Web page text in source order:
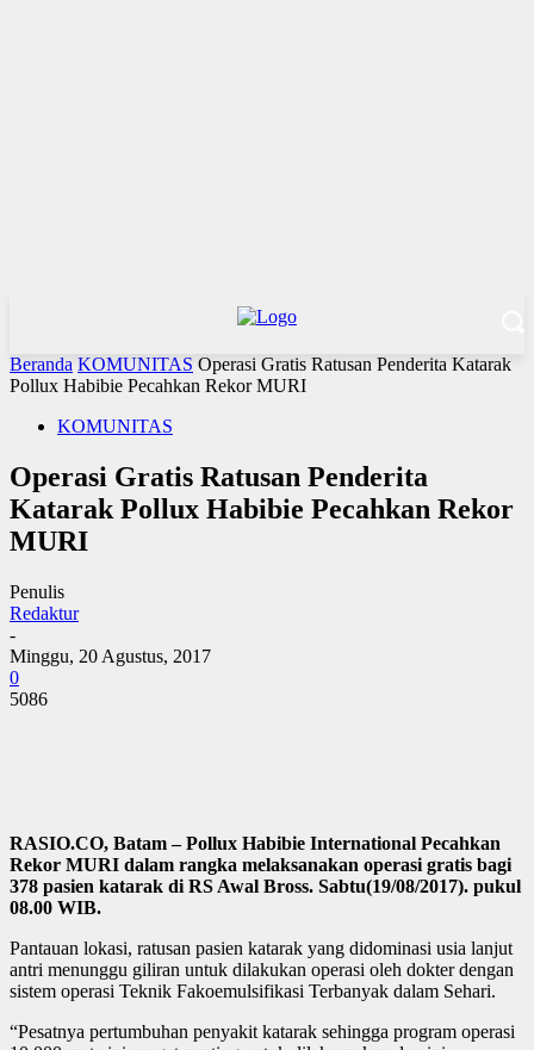
Beranda KOMUNITAS Operasi Gratis Ratusan Penderita Katarak
Pollux Habibie Pecahkan Rekor MURI
KOMUNITAS
Operasi Gratis Ratusan Penderita
Katarak Pollux Habibie Pecahkan Rekor
MURI
Penulis
Redaktur
-
Minggu, 20 Agustus, 2017
0
5086
RASIO.CO, Batam – Pollux Habibie International Pecahkan
Rekor MURI dalam rangka melaksanakan operasi gratis bagi
378 pasien katarak di RS Awal Bross. Sabtu(19/08/2017). pukul
08.00 WIB.
Pantauan lokasi, ratusan pasien katarak yang didominasi usia lanjut
antri menunggu giliran untuk dilakukan operasi oleh dokter dengan
sistem operasi Teknik Fakoemulsifikasi Terbanyak dalam Sehari.
“Pesatnya pertumbuhan penyakit katarak sehingga program operasi